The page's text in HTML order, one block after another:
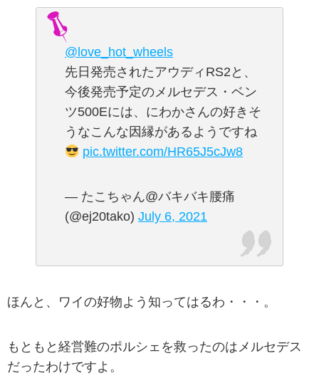
@love_hot_wheels
先日発売されたアウディRS2と、
今後発売予定のメルセデス・ベン
ツ500Eには、にわかさんの好きそ
うなこんな因縁があるようですね
pic.twitter.com/HR65J5cJw8
— たこちゃん@バキバキ腰痛
(@ej20tako) July 6, 2021
ほんと、ワイの好物よう知ってはるわ・・・。
もともと経営難のポルシェを救ったのはメルセデス
だったわけですよ。